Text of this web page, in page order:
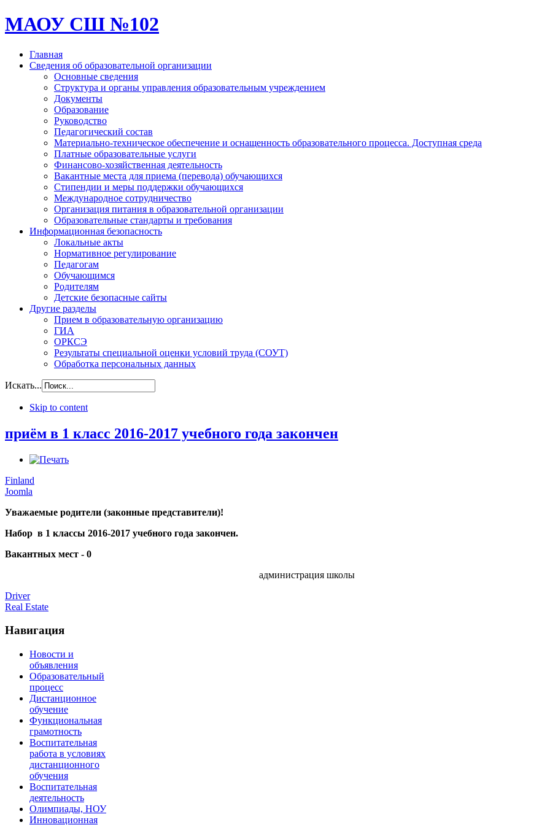
МАОУ СШ №102
Главная
Сведения об образовательной организации
Основные сведения
Структура и органы управления образовательным учреждением
Документы
Образование
Руководство
Педагогический состав
Материально-техническое обеспечение и оснащенность образовательного процесса. Доступная среда
Платные образовательные услуги
Финансово-хозяйственная деятельность
Вакантные места для приема (перевода) обучающихся
Стипендии и меры поддержки обучающихся
Международное сотрудничество
Организация питания в образовательной организации
Образовательные стандарты и требования
Информационная безопасность
Локальные акты
Нормативное регулирование
Педагогам
Обучающимся
Родителям
Детские безопасные сайты
Другие разделы
Прием в образовательную организацию
ГИА
ОРКСЭ
Результаты специальной оценки условий труда (СОУТ)
Обработка персональных данных
Искать...
Skip to content
приём в 1 класс 2016-2017 учебного года закончен
Finland
Joomla
Уважаемые родители (законные представители)!
Набор в 1 классы 2016-2017 учебного года закончен.
Вакантных мест - 0
администрация школы
Driver
Real Estate
Навигация
Новости и
объявления
Образовательный
процесс
Дистанционное
обучение
Функциональная
грамотность
Воспитательная
работа в условиях
дистанционного
обучения
Воспитательная
деятельность
Олимпиады, НОУ
Инновационная